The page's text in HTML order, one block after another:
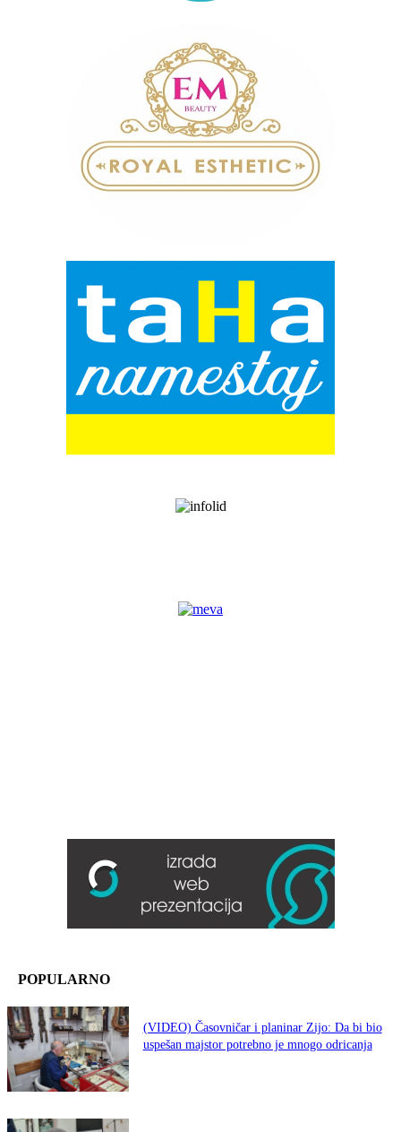
POPULARNO
(VIDEO) Časovničar i planinar Zijo: Da bi bio
uspešan majstor potrebno je mnogo odricanja